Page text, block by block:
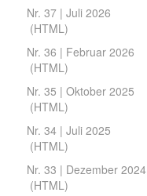
Nr. 37 | Juli 2026
(HTML)
Nr. 36 | Februar 2026
(HTML)
Nr. 35 | Oktober 2025
(HTML)
Nr. 34 | Juli 2025
(HTML)
Nr. 33 | Dezember 2024
(HTML)